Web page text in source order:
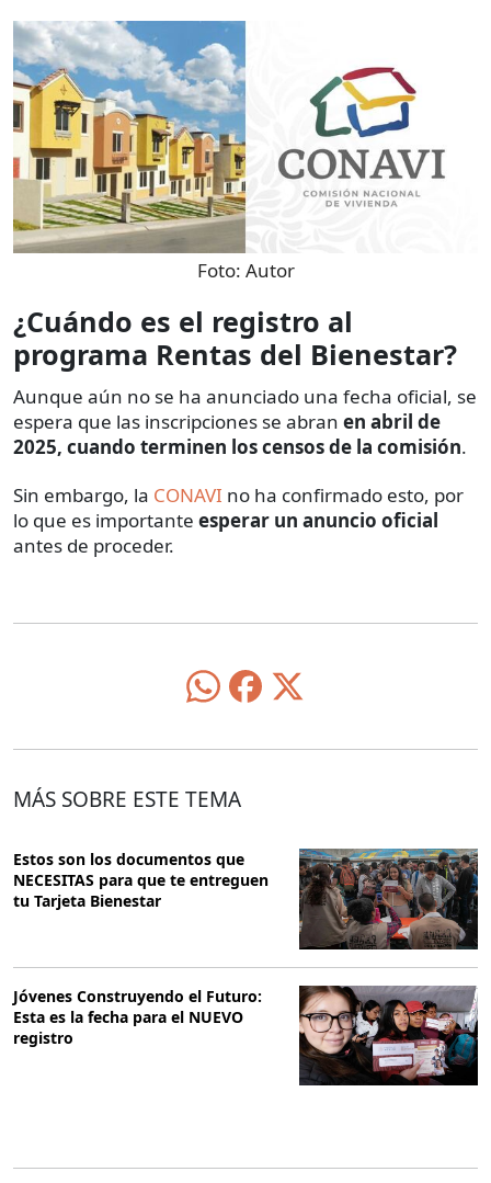
Foto: Autor
¿Cuándo es el registro al
programa Rentas del Bienestar?
Aunque aún no se ha anunciado una fecha oficial, se
espera que las inscripciones se abran en abril de
2025, cuando terminen los censos de la comisión.
Sin embargo, la CONAVI no ha confirmado esto, por
lo que es importante esperar un anuncio oficial
antes de proceder.
MÁS SOBRE ESTE TEMA
Estos son los documentos que
NECESITAS para que te entreguen
tu Tarjeta Bienestar
Jóvenes Construyendo el Futuro:
Esta es la fecha para el NUEVO
registro